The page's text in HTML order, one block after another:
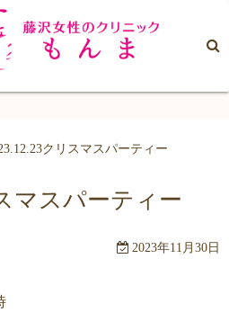
クリスマスパーティー
マスパーティー
2023年11月30日